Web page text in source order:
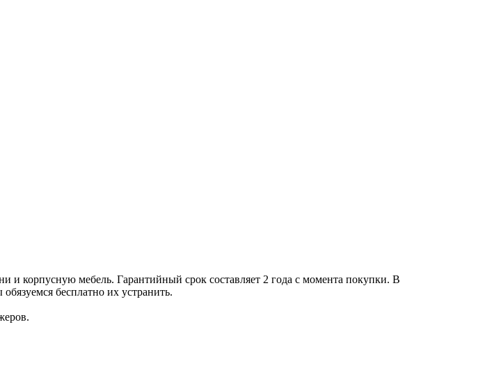
и корпусную мебель. Гарантийный срок составляет 2 года с момента покупки. В
бесплатно их устранить.